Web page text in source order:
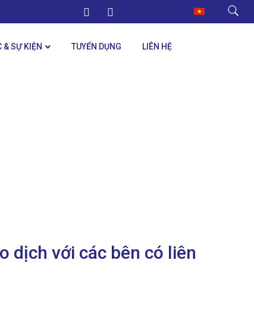
& SỰ KIỆN TUYỂN DỤNG LIÊN HỆ
dịch với các bên có liên